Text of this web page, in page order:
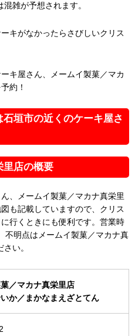
雑が予想されます。
キがなかったらさびしいクリス
キ屋さん、メームイ製菓／マカ
約！
垣市の近くのケーキ屋さ
里店の概要
、メームイ製菓／マカナ真栄里
も記載していますので、クリス
行くときにも便利です。営業時
不明点はメームイ製菓／マカナ真
い。
／マカナ真栄里店
か／まかなまえざとてん